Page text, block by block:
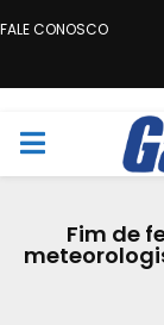
FALE CONOSCO
M
n
Fim de